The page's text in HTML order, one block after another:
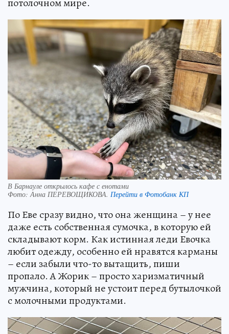
В Барнауле открылось кафе с енотами
Фото:Анна ПЕРЕВОЩИКОВА. Перейти в Фотобанк КП
По Еве сразу видно, что она женщина – у нее
даже есть собственная сумочка, в которую ей
складывают корм. Как истинная леди Евочка
любит одежду, особенно ей нравятся карманы
– если забыли что-то вытащить, пиши
пропало. А Жорик – просто харизматичный
мужчина, который не устоит перед бутылочкой
с молочными продуктами.